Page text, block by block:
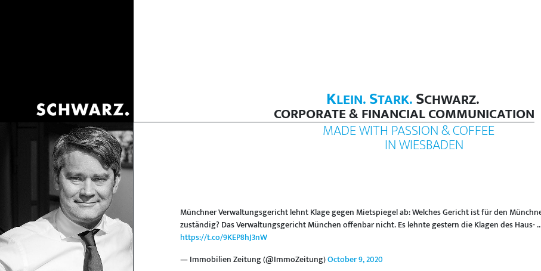
KLEIN.STARK.SCHWARZ.
CORPORATE & FINANCIAL COMMUNICATION
MADE WITH PASSION & COFFEE
IN WIESBADEN
Münchner Verwaltungsgericht lehnt Klage gegen Mietspiegel ab: Welches Gericht ist für den
zuständig? Das Verwaltungsgericht München offenbar nicht. Es lehnte gestern die Klagen des Haus-
https://t.co/9KEP8hJ3nW
— Immobilien Zeitung (@ImmoZeitung)October 9, 2020